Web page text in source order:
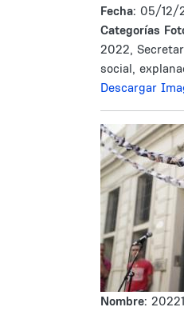
Fecha: 05/12/
Categorías
2022,
social,
Descargar
Nombre: